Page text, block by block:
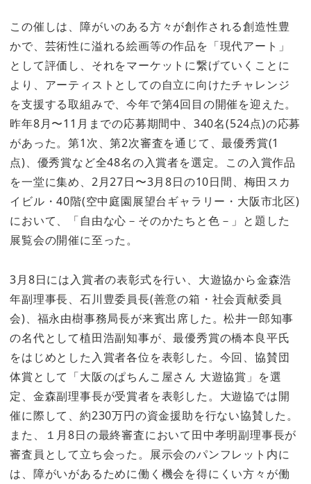
この催しは、障がいのある方々が創作される創造性豊
かで、芸術性に溢れる絵画等の作品を「現代アート」
として評価し、それをマーケットに繋げていくことに
より、アーティストとしての自立に向けたチャレンジ
を支援する取組みで、今年で第4回目の開催を迎えた。
昨年8月〜11月までの応募期間中、340名(524点)の応募
があった。第1次、第2次審査を通じて、最優秀賞(1
点)、優秀賞など全48名の入賞者を選定。この入賞作品
を一堂に集め、2月27日〜3月8日の10日間、梅田スカ
イビル・40階(空中庭園展望台ギャラリー・大阪市北区)
において、「自由な心－そのかたちと色－」と題した
展覧会の開催に至った。
3月8日には入賞者の表彰式を行い、大遊協から金森浩
年副理事長、石川豊委員長(善意の箱・社会貢献委員
会)、福永由樹事務局長が来賓出席した。松井一郎知事
の名代として植田浩副知事が、最優秀賞の橋本良平氏
をはじめとした入賞者各位を表彰した。今回、協賛団
体賞として「大阪のぱちんこ屋さん 大遊協賞」を選
定、金森副理事長が受賞者を表彰した。大遊協では開
催に際して、約230万円の資金援助を行ない協賛した。
また、１月8日の最終審査において田中孝明副理事長が
審査員として立ち会った。展示会のパンフレット内に
は、障がいがあるために働く機会を得にくい方々が働